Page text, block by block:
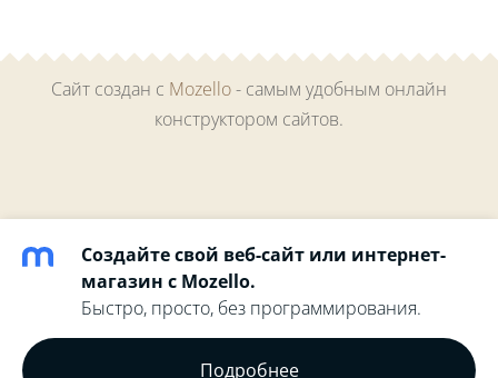
Сайт создан с Mozello- самым удобным онлайн
конструктором сайтов.
Создайте свой веб-сайт или интернет-
магазин с Mozello.
Быстро, просто, без программирования.
Подробнее